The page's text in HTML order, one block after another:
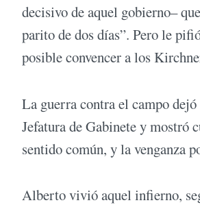
decisivo de aquel gobierno–
parito de dos días”. Pero le
posible convencer a los
La guerra contra el campo
Jefatura de Gabinete y mostró
sentido común, y la venganza
Alberto vivió aquel infierno,